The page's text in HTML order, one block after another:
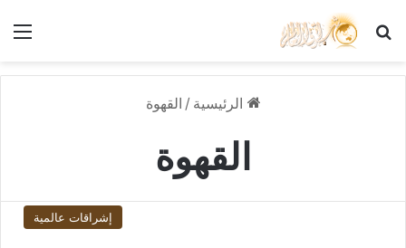
بحث عن
الرئيسية / القهوة
القهوة
إشراقات عالمية